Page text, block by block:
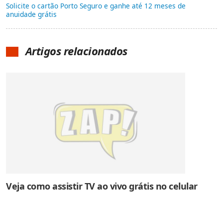
Solicite o cartão Porto Seguro e ganhe até 12 meses de
anuidade grátis
Artigos relacionados
Veja como assistir TV ao vivo grátis no celular